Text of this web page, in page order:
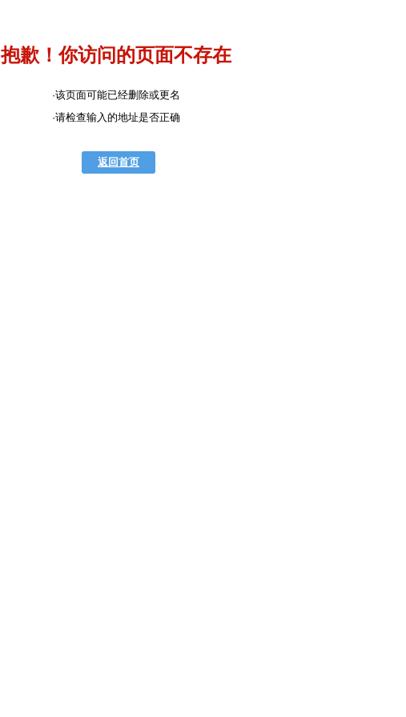
抱歉！你访问的页面不存在
·该页面可能已经删除或更名
·请检查输入的地址是否正确
返回首页